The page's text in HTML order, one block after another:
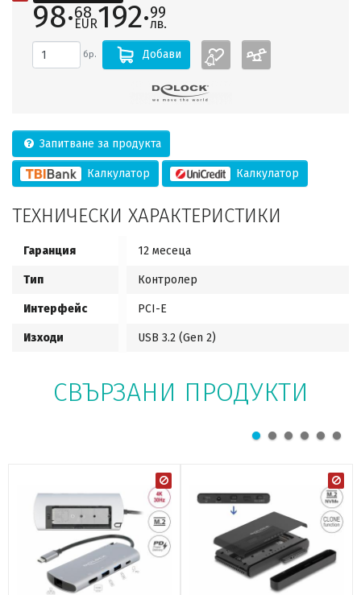
98·68
EUR192·99
лв.
бр. Добави
Запитване за продукта
Калкулатор Калкулатор
ТЕХНИЧЕСКИ ХАРАКТЕРИСТИКИ
Гаранция 12 месеца
Тип Контролер
Интерфейс PCI-E
Изходи USB 3.2 (Gen 2)
СВЪРЗАНИ ПРОДУКТИ